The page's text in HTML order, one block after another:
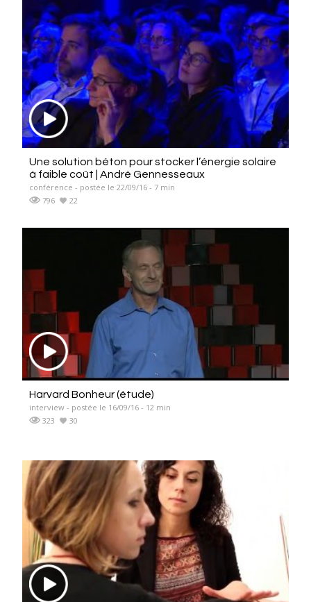
Une solution béton pour stocker l’énergie solaire
à faible coût | André Gennesseaux
conférence - postée le 22/09/16 - 7 min
796
22
Harvard Bonheur (étude)
interview - postée le 16/09/16 - 12 min
323
30